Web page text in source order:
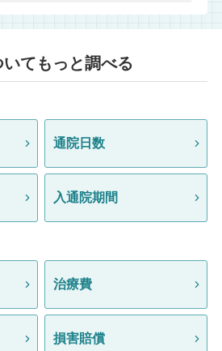
てもっと調べる
通院日数
入通院期間
治療費
損害賠償